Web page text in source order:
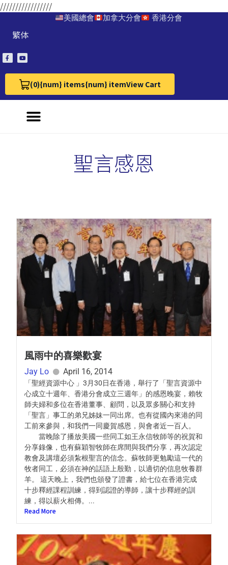
/////////////////
美國總會 加拿大分會 香港分會
繁体
(0)
View Cart 0{num} items{num} itemView Cart
聖言感恩
風雨中的喜樂歡宴
Jay Lo April 16, 2014
「聖經資源中心 」3月30日在香港，舉行了「聖言資源中
心成立十週年、香港分會成立三週年」的感恩晚宴，賴牧
師夫婦和多位在香港董事、顧問，以及眾多關心和支持
「聖言」事工的弟兄姊妹一同出席。也有從國內來港的同
工前來參與，和我們一同慶賀感恩，與會者近一百人。
當晚除了播放美國一些同工如王永信牧師等的祝賀和
分享錄像，也有蘇穎智牧師在席間與我們分享，再次認定
教會及講壇必須紮根聖言的信念。蘇牧師更勉勵這一代的
牧者同工，必須在神的話語上殷勤，以適切的信息牧養群
羊。 這天晚上，我們也頒發了證書，給七位在香港完成
十步釋經課程訓練，得到認證的導師，讓十步釋經的訓
練，得以薪火相傳。...
Read More